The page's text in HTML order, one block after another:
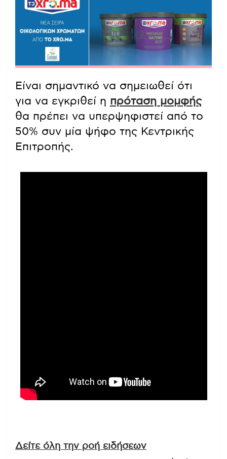
Είναι σημαντικό να σημειωθεί ότι
για να εγκριθεί η πρόταση μομφής
θα πρέπει να υπερψηφιστεί από το
50% συν μία ψήφο της Κεντρικής
Επιτροπής.
Δείτε όλη την ροή ειδήσεων